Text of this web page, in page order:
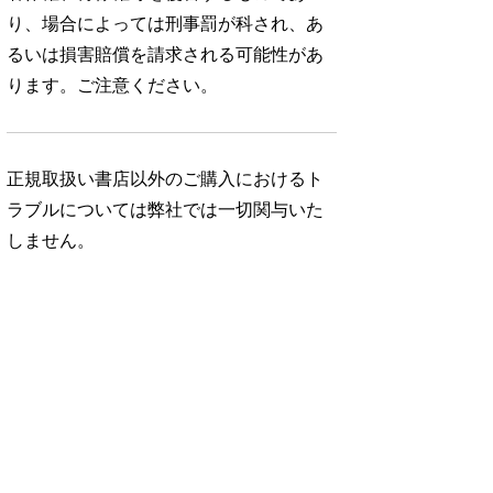
り、場合によっては刑事罰が科され、あ
るいは損害賠償を請求される可能性があ
ります。ご注意ください。
正規取扱い書店以外のご購入におけるト
ラブルについては弊社では一切関与いた
しません。